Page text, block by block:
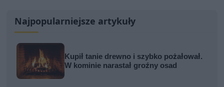
Najpopularniejsze artykuły
Kupił tanie drewno i szybko pożałował.
W kominie narastał groźny osad